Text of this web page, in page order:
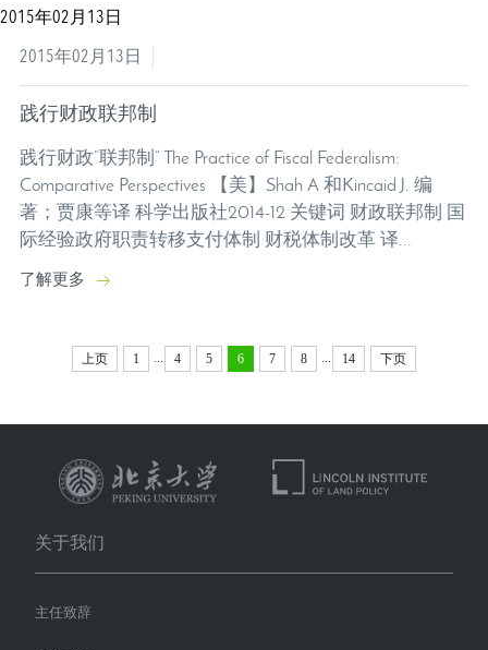
2015年02月13日
2015年02月13日
践行财政联邦制
践行财政“联邦制” The Practice of Fiscal Federalism:
Comparative Perspectives 【美】Shah A 和Kincaid J. 编
著；贾康等译 科学出版社2014-12 关键词 财政联邦制 国
际经验政府职责转移支付体制 财税体制改革 译...
了解更多
上页 1 ... 4 5 6 7 8 ... 14 下页
关于我们
主任致辞